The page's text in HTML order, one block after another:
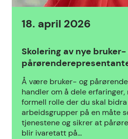
18. april 2026
Skolering av nye bruker-
Å være bruker- og
handler om å dele
formell rolle der du skal
arbeidsgrupper på en måte
tjenestene og sikrer at
blir ivaretatt på…